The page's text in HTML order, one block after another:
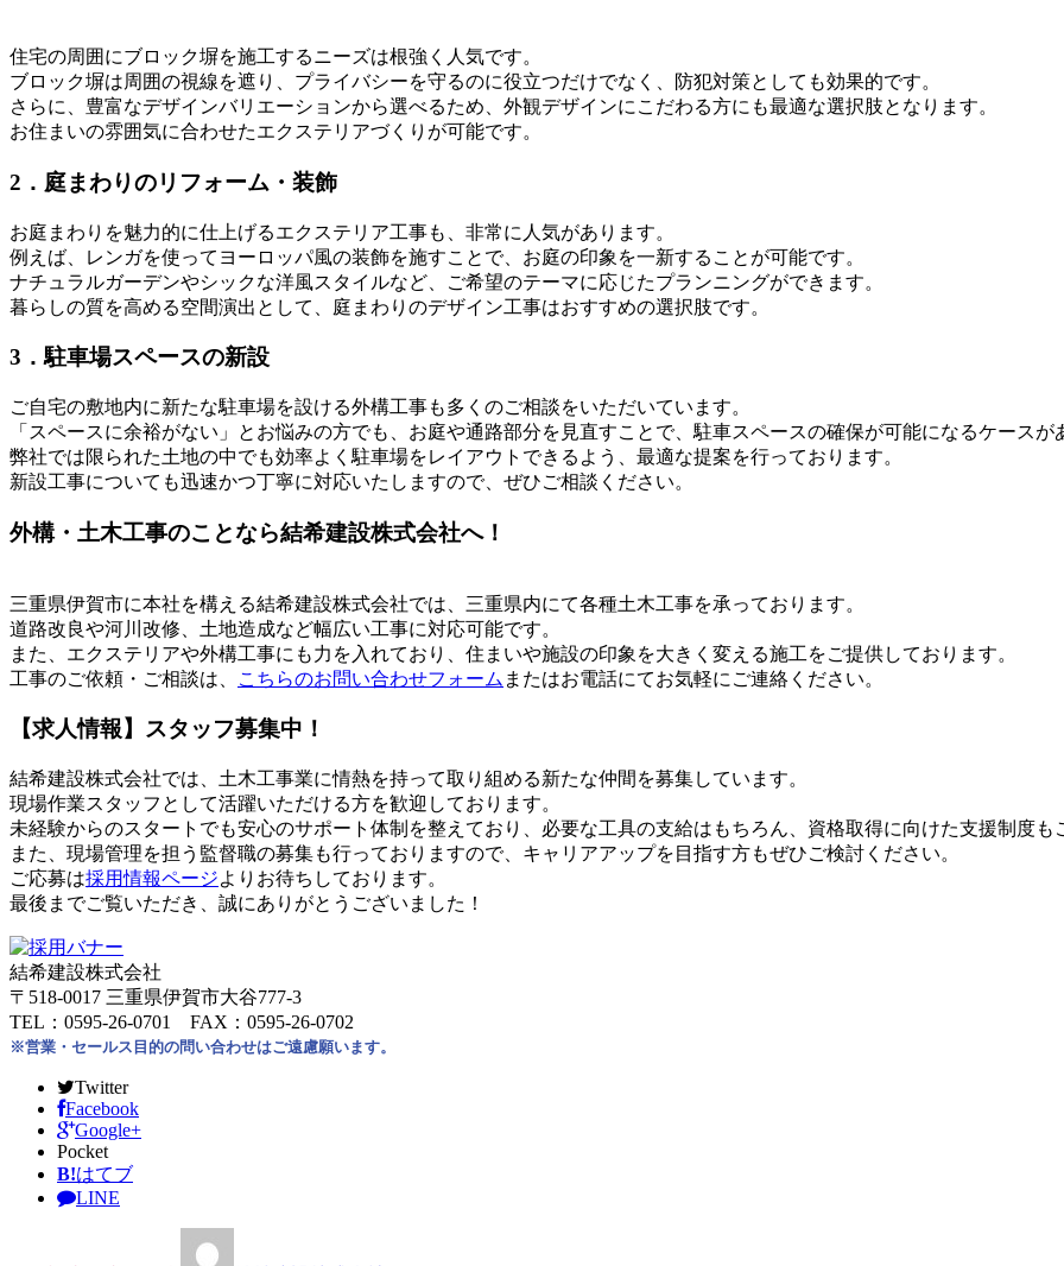
住宅の周囲にブロック塀を施工するニーズは根強く人気です。
ブロック塀は周囲の視線を遮り、プライバシーを守るのに役立つだけでなく、防犯対策としても効果的です。
さらに、豊富なデザインバリエーションから選べるため、外観デザインにこだわる方にも最適な選択肢となります。
お住まいの雰囲気に合わせたエクステリアづくりが可能です。
2．庭まわりのリフォーム・装飾
お庭まわりを魅力的に仕上げるエクステリア工事も、非常に人気があります。
例えば、レンガを使ってヨーロッパ風の装飾を施すことで、お庭の印象を一新することが可能です。
ナチュラルガーデンやシックな洋風スタイルなど、ご希望のテーマに応じたプランニングができます。
暮らしの質を高める空間演出として、庭まわりのデザイン工事はおすすめの選択肢です。
3．駐車場スペースの新設
ご自宅の敷地内に新たな駐車場を設ける外構工事も多くのご相談をいただいています。
「スペースに余裕がない」とお悩みの方でも、お庭や通路部分を見直すことで、駐車スペースの確保が可能になるケースが
弊社では限られた土地の中でも効率よく駐車場をレイアウトできるよう、最適な提案を行っております。
新設工事についても迅速かつ丁寧に対応いたしますので、ぜひご相談ください。
外構・土木工事のことなら結希建設株式会社へ！
三重県伊賀市に本社を構える結希建設株式会社では、三重県内にて各種土木工事を承っております。
道路改良や河川改修、土地造成など幅広い工事に対応可能です。
また、エクステリアや外構工事にも力を入れており、住まいや施設の印象を大きく変える施工をご提供しております。
工事のご依頼・ご相談は、
こちらのお問い合わせフォーム またはお電話にてお気軽にご連絡ください。
【求人情報】スタッフ募集中！
結希建設株式会社では、土木工事業に情熱を持って取り組める新たな仲間を募集しています。
現場作業スタッフとして活躍いただける方を歓迎しております。
未経験からのスタートでも安心のサポート体制を整えており、必要な工具の支給はもちろん、資格取得に向けた支援制度も
また、現場管理を担う監督職の募集も行っておりますので、キャリアアップを目指す方もぜひご検討ください。
ご応募は採用情報ページよりお待ちしております。
最後までご覧いただき、誠にありがとうございました！
結希建設株式会社
〒518-0017 三重県伊賀市大谷777-3
TEL：0595-26-0701 FAX：0595-26-0702
※営業・セールス目的の問い合わせはご遠慮願います。
Twitter
Facebook
Google+
Pocket
B!はてブ
LINE